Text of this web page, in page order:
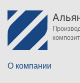
О компании